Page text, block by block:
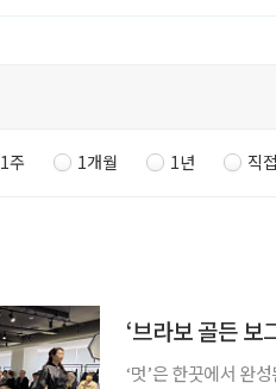
1주 1개월 1년 직
‘브라보 골든 보
‘멋’은 한끗에서 완